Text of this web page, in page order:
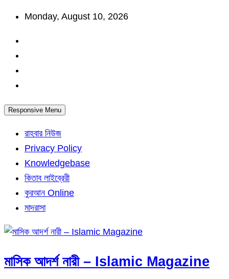
Skip
content
Monday, August 10, 2026
Responsive Menu
রাহবার নিউজ
Privacy Policy
Knowledgebase
কিতাব লাইব্রেরী
কুরআন Online
মাদরাসা
মাসিক আদর্শ নারী – Islamic Magazine